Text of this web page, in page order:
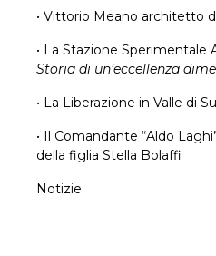
• Vittorio Meano architetto
• La Stazione Sperimentale
Storia di un’eccellenza
• La Liberazione in Valle di
• Il Comandante “Aldo
della figlia Stella Bolaffi
Notizie